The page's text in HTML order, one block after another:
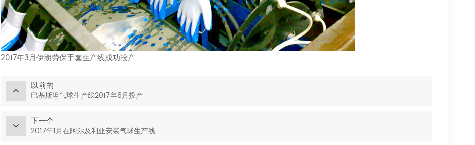
2017年3月伊朗劳保手套生产线成功投产
以前的
巴基斯坦气球生产线2017年6月投产
下一个
2017年1月在阿尔及利亚安装气球生产线